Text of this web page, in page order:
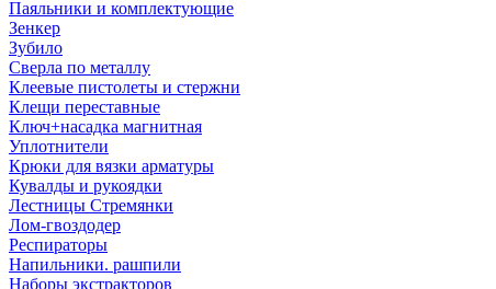
Паяльники и комплектующие
Зенкер
Зубило
Сверла по металлу
Клеевые пистолеты и стержни
Клещи переставные
Ключ+насадка магнитная
Уплотнители
Крюки для вязки арматуры
Кувалды и рукоядки
Лестницы Стремянки
Лом-гвоздодер
Респираторы
Напильники. рашпили
Наборы экстракторов